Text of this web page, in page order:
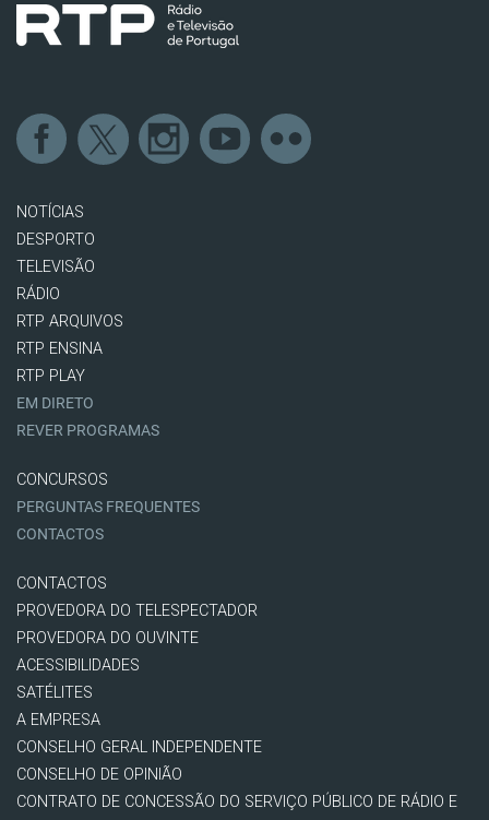
NOTÍCIAS
DESPORTO
TELEVISÃO
RÁDIO
RTP ARQUIVOS
RTP ENSINA
RTP PLAY
EM DIRETO
REVER PROGRAMAS
CONCURSOS
PERGUNTAS FREQUENTES
CONTACTOS
CONTACTOS
PROVEDORA DO TELESPECTADOR
PROVEDORA DO OUVINTE
ACESSIBILIDADES
SATÉLITES
A EMPRESA
CONSELHO GERAL INDEPENDENTE
CONSELHO DE OPINIÃO
CONTRATO DE CONCESSÃO DO SERVIÇO PÚBLICO DE RÁDIO E